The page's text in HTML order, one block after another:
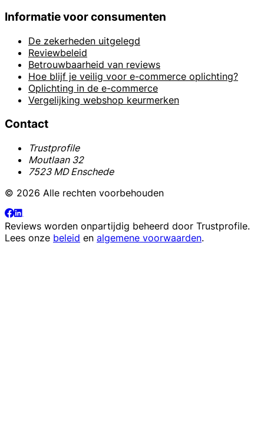
Informatie voor consumenten
De zekerheden uitgelegd
Reviewbeleid
Betrouwbaarheid van reviews
Hoe blijf je veilig voor e-commerce oplichting?
Oplichting in de e-commerce
Vergelijking webshop keurmerken
Contact
Trustprofile
Moutlaan 32
7523 MD Enschede
© 2026 Alle rechten voorbehouden
Reviews worden onpartijdig beheerd door Trustprofile.
Lees onze beleid en algemene voorwaarden.